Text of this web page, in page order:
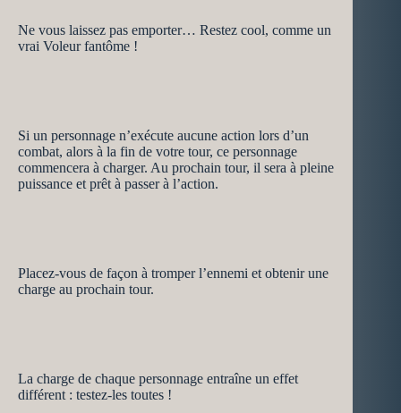
Ne vous laissez pas emporter… Restez cool, comme un
vrai Voleur fantôme !
Si un personnage n’exécute aucune action lors d’un
combat, alors à la fin de votre tour, ce personnage
commencera à charger. Au prochain tour, il sera à pleine
puissance et prêt à passer à l’action.
Placez-vous de façon à tromper l’ennemi et obtenir une
charge au prochain tour.
La charge de chaque personnage entraîne un effet
différent : testez-les toutes !